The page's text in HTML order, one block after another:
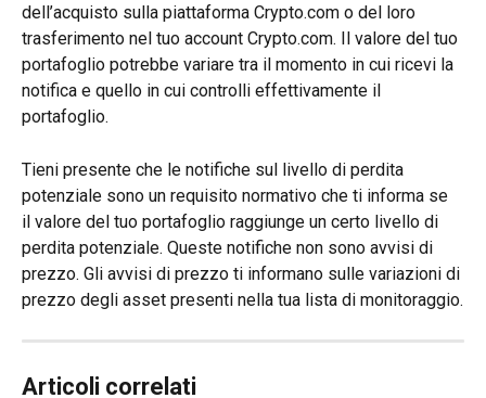
dell’acquisto sulla piattaforma Crypto.com o del loro
trasferimento nel tuo account Crypto.com. Il valore del tuo
portafoglio potrebbe variare tra il momento in cui ricevi la
notifica e quello in cui controlli effettivamente il
portafoglio.
Tieni presente che le notifiche sul livello di perdita
potenziale sono un requisito normativo che ti informa se
il valore del tuo portafoglio raggiunge un certo livello di
perdita potenziale. Queste notifiche non sono avvisi di
prezzo. Gli avvisi di prezzo ti informano sulle variazioni di
prezzo degli asset presenti nella tua lista di monitoraggio.
Articoli correlati